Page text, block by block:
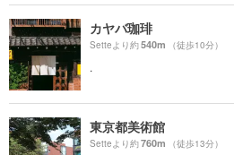
カヤバ珈琲
Setteより約540m （徒歩10分）
.
東京都美術館
Setteより約760m （徒歩13分）